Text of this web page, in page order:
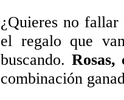
¿Quieres no
el regalo que
buscando.
combinación